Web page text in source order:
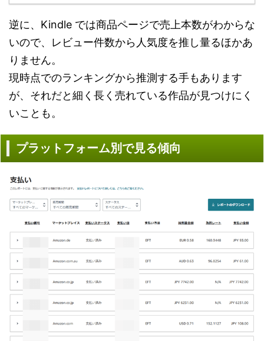
逆に、Kindle では商品ページで売上本数がわからな
いので、レビュー件数から人気度を推し量るほかあ
りません。
現時点でのランキングから推測する手もあります
が、それだと細く長く売れている作品が見つけにく
いことも。
プラットフォーム別で見る傾向